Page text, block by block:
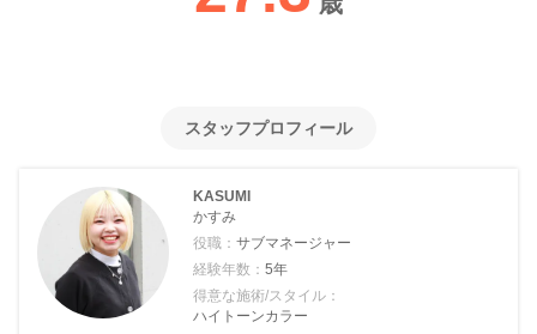
スタッフプロフィール
KASUMI
かすみ
役職： サブマネージャー
経験年数： 5年
得意な施術/スタイル：
ハイトーンカラー